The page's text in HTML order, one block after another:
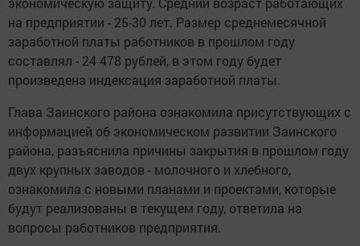
на предприятии - 25-30 лет. Размер среднемесячной
заработной платы работников в прошлом году
составлял - 24 478 рублей, в этом году будет
произведена индексация заработной платы.
Глава Заинского района ознакомила присутствующих с
информацией об экономическом развитии Заинского
района, разъяснила причины закрытия в прошлом году
двух крупных заводов - молочного и хлебного,
ознакомила с новыми планами и проектами, которые
будут реализованы в текущем году, ответила на
вопросы работников предприятия.